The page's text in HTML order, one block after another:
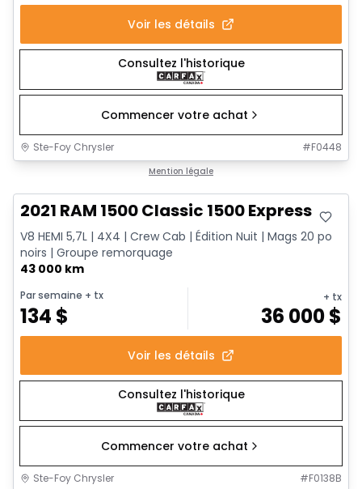
Voir les détails
Consultez l'historique
Commencer votre achat
Ste-Foy Chrysler #F0448
Mention légale
2021 RAM 1500 Classic 1500 Express
V8 HEMI 5,7L | 4X4 | Crew Cab | Édition Nuit | Mags 20 po
noirs | Groupe remorquage
43 000 km
Par semaine + tx
134 $
+ tx
36 000$
Voir les détails
Consultez l'historique
Commencer votre achat
Ste-Foy Chrysler #F0138B